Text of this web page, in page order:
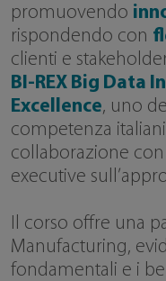
promuovendo
rispondendo con
clienti e
BI-REX Big Data
Excellence, uno
competenza
collaborazione
executive
Il corso offre una
Manufacturing,
fondamentali e i